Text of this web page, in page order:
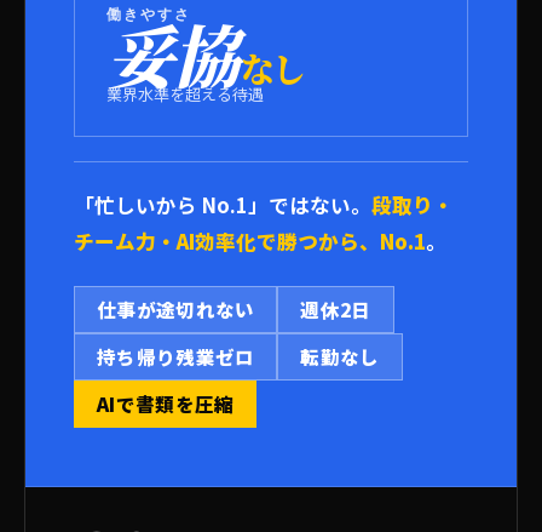
働きやすさ
妥協なし
業界水準を超える待遇
「忙しいから No.1」ではない。 段取り・
チーム力・AI効率化で勝つから、No.1。
仕事が途切れない
週休2日
持ち帰り残業ゼロ
転勤なし
AIで書類を圧縮